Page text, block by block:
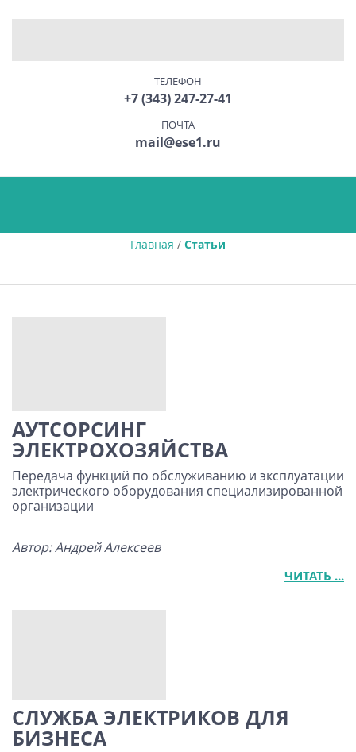
ТЕЛЕФОН
+7 (343) 247-27-41
ПОЧТА
mail@ese1.ru
Главная / Статьи
АУТСОРСИНГ
ЭЛЕКТРОХОЗЯЙСТВА
Передача функций по обслуживанию и эксплуатации
электрического оборудования специализированной
организации
Автор: Андрей Алексеев
ЧИТАТЬ ...
СЛУЖБА ЭЛЕКТРИКОВ ДЛЯ
БИЗНЕСА